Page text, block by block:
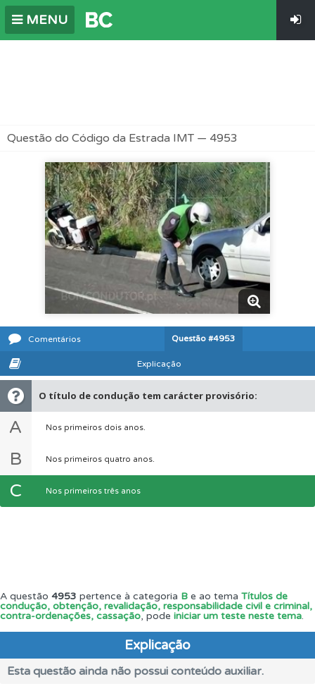
MENU
Questão do Código da Estrada IMT — 4953
Comentários Questão #4953
Explicação
O título de condução tem carácter provisório:
A Nos primeiros dois anos.
B Nos primeiros quatro anos.
C Nos primeiros três anos
A questão 4953 pertence à categoria B e ao tema Títulos de
condução, obtenção, revalidação, responsabilidade civil e criminal,
contra-ordenações, cassação, pode iniciar um teste neste tema.
Explicação
Esta questão ainda não possui conteúdo auxiliar.